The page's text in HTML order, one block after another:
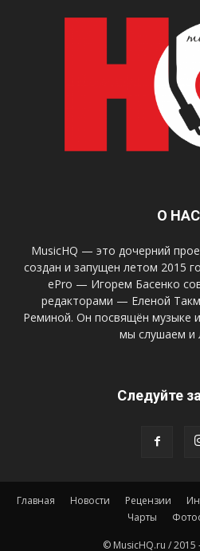
О НАС
MusicHQ — это дочерний
создан и запущен летом 2015
ePro — Игорем Басенко
редакторами — Еленой
Реминой. Он посвящён музыке
мы слушаем и
Следуйте
Главная Новости Рецензии
Чарты
© MusicHQ.ru / 2015